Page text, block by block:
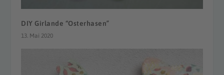
DIY Girlande “Osterhasen”
13. Mai 2020